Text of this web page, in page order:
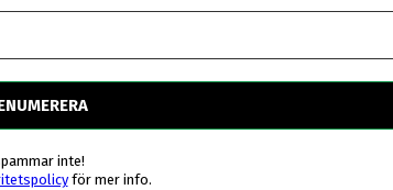
inte!
för mer info.